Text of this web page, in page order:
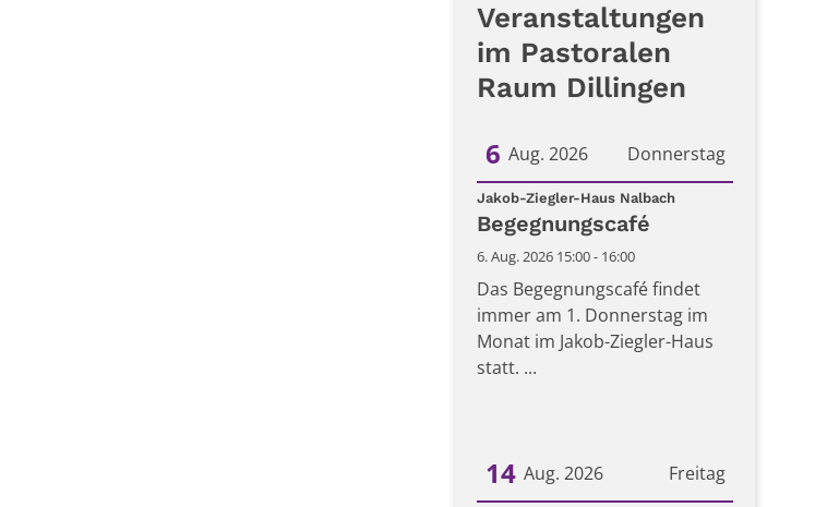
Veranstaltungen
im Pastoralen
Raum Dillingen
Donnerstag
6 Aug. 2026
Datum: 6. August 2026
Jakob-Ziegler-Haus Nalbach:
Begegnungscafé
6. Aug. 2026 15:00 - 16:00
Das Begegnungscafé findet
immer am 1. Donnerstag im
Monat im Jakob-Ziegler-Haus
statt. ...
Freitag
14 Aug. 2026